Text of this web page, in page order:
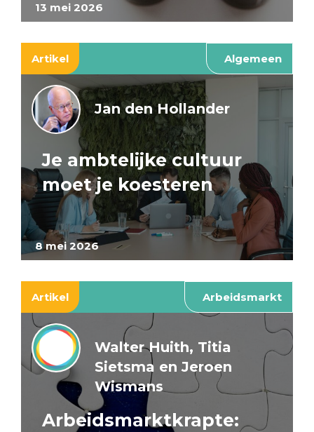
13 mei 2026
Artikel Algemeen
8 mei 2026
Jan den Hollander
Je ambtelijke cultuur
moet je koesteren
Artikel Arbeidsmarkt
Walter Huith, Titia
Sietsma en Jeroen
Wismans
Arbeidsmarktkrapte: